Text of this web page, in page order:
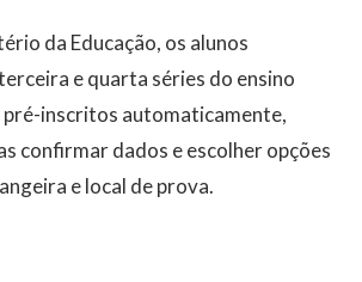
da Educação, os alunos
e quarta séries do ensino
pré-inscritos automaticamente,
confirmar dados e escolher opções
e local de prova.